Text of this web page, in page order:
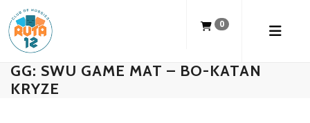
0
GG: SWU GAME MAT – BO-KATAN
KRYZE